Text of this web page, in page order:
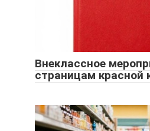
Внеклассное
страницам красной